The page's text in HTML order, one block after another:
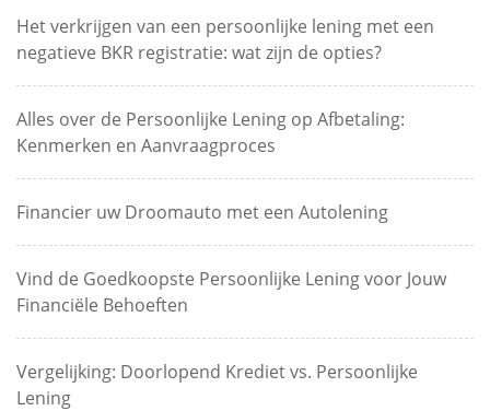
Het verkrijgen van een persoonlijke lening met een
negatieve BKR registratie: wat zijn de opties?
Alles over de Persoonlijke Lening op Afbetaling:
Kenmerken en Aanvraagproces
Financier uw Droomauto met een Autolening
Vind de Goedkoopste Persoonlijke Lening voor Jouw
Financiële Behoeften
Vergelijking: Doorlopend Krediet vs. Persoonlijke
Lening